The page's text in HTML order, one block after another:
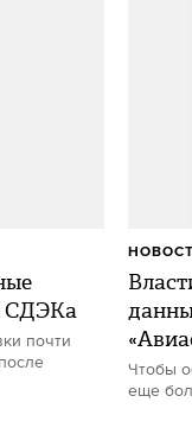
СДЭКа
почти
Чтобы
еще